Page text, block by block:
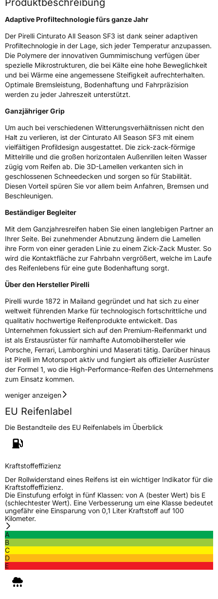
Fahrzeugklasse
C1
3PMSF / Schneeflockensymbol / Alpine-Symbol Ja
EPREL ID1900558
Allgemeine Produktsicherheit (GPSR)
Pirelli 25 20126 Milano Italien,
consumer.support@pirelli.com
Adaptive Profiltechnologie fürs ganze Jahr
Der Pirelli Cinturato All Season SF3 ist dank seiner adaptiven
Profiltechnologie in der Lage, sich jeder Temperatur anzupassen.
Die Polymere der innovativen Gummimischung verfügen über
spezielle Mikrostrukturen, die bei Kälte eine hohe Beweglichkeit
und bei Wärme eine angemessene Steifigkeit aufrechterhalten.
Optimale Bremsleistung, Bodenhaftung und Fahrpräzision
werden zu jeder Jahreszeit unterstützt.
Ganzjähriger Grip
Um auch bei verschiedenen Witterungsverhältnissen nicht den
Halt zu verlieren, ist der Cinturato All Season SF3 mit einem
vielfältigen Profildesign ausgestattet. Die zick-zack-förmige
Mittelrille und die großen horizontalen Außenrillen leiten Wasser
zügig vom Reifen ab. Die 3D-Lamellen verkanten sich in
geschlossenen Schneedecken und sorgen so für Stabilität.
Diesen Vorteil spüren Sie vor allem beim Anfahren, Bremsen und
Beschleunigen.
Beständiger Begleiter
Mit dem Ganzjahresreifen haben Sie einen langlebigen Partner an
Ihrer Seite. Bei zunehmender Abnutzung ändern die Lamellen
ihre Form von einer geraden Linie zu einem Zick-Zack Muster. So
wird die Kontaktfläche zur Fahrbahn vergrößert, welche im Laufe
des Reifenlebens für eine gute Bodenhaftung sorgt.
Über den Hersteller Pirelli
Pirelli wurde 1872 in Mailand gegründet und hat sich zu einer
weltweit führenden Marke für technologisch fortschrittliche und
qualitativ hochwertige Reifenprodukte entwickelt. Das
Unternehmen fokussiert sich auf den Premium-Reifenmarkt und
ist als Erstausrüster für namhafte Automobilhersteller wie
Porsche, Ferrari, Lamborghini und Maserati tätig. Darüber hinaus
ist Pirelli im Motorsport aktiv und fungiert als offizieller Ausrüster
der Formel 1, wo die High-Performance-Reifen des Unternehmens
zum Einsatz kommen.
weniger anzeigen
EU Reifenlabel
Die Bestandteile des EU Reifenlabels im Überblick
Kraftstoffeffizienz
Der Rollwiderstand eines Reifens ist ein wichtiger Indikator für die
Kraftstoffeffizienz.
Die Einstufung erfolgt in fünf Klassen: von A (bester Wert) bis E
(schlechtester Wert). Eine Verbesserung um eine Klasse bedeutet
ungefähr eine Einsparung von 0,1 Liter Kraftstoff auf 100
Kilometer.
A
B
C
D
E